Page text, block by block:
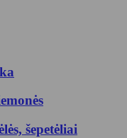
šepetėliai